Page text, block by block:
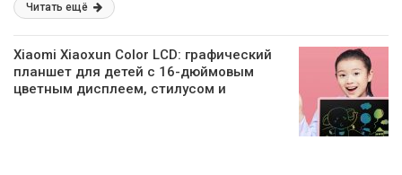
Читать ещё
Xiaomi Xiaoxun Color LCD: графический
планшет для детей с 16-дюймовым
цветным дисплеем, стилусом и